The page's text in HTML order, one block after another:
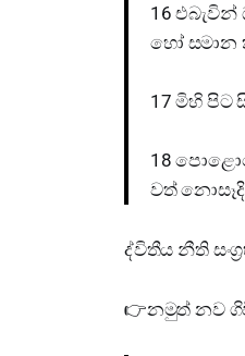
16
හෝ සමාන
17 මිහි
18
වත්
ද්විතීය නීති
👉නමුත් නව